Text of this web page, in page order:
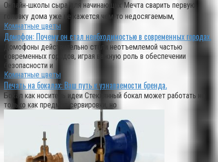
Онлайн‑школы сыра для начинающих Мечта сварить первую
головку дома уже не кажется чем‑то недосягаемым,
Комнатные цветы
Домофон: Почему он стал необходимостью в современных городах.
Домофоны действительно стали неотъемлемой частью
современных городов, играя важную роль в обеспечении
безопасности и
Комнатные цветы
Печать на бокалах: Ваш путь к узнаваемости бренда.
Бокал как носитель идеи Стеклянный бокал может работать не
только как предмет сервировки, но